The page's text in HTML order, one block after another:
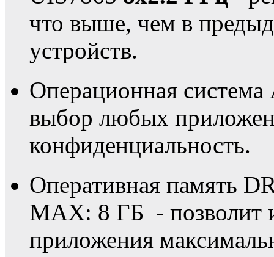
что выше, чем в
устройств.
Операционная
выбор любых
конфиденциальность.
Оперативная память
MAX: 8 ГБ - позволит
приложения